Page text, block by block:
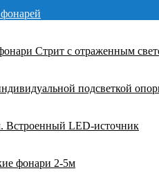
Стрит с отраженным
подсветкой
Встроенный LED-источник
фонари 2-5м